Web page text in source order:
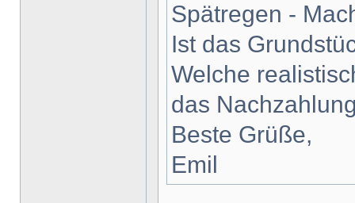
Spätregen -
Ist das
Welche
das
Beste Grüße,
Emil